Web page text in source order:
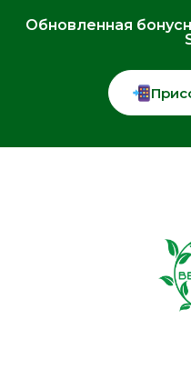
Обновленная